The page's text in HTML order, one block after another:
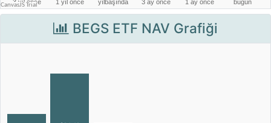
BEGS ETF NAV Grafiği